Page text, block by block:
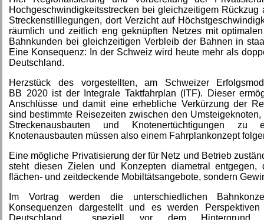
Hochgeschwindigkeitsstrecken bei gleichzeitigem
Streckenstilllegungen, dort Verzicht auf
räumlich und zeitlich eng geknüpften Netzes mit
Bahnkunden bei gleichzeitigen Verbleib der Bahnen in
Eine Konsequenz: In der Schweiz wird heute mehr als
Deutschland.
Herzstück des vorgestellten, am Schweizer
BB 2020 ist der Integrale Taktfahrplan (ITF). Dieser
Anschlüsse und damit eine erhebliche Verkürzung der
sind bestimmte Reisezeiten zwischen den
Streckenausbauten und Knotenertüchtigungen
Knotenausbauten müssen also einem Fahrplankonzept
Eine mögliche Privatisierung der für Netz und Betrieb
steht diesen Zielen und Konzepten diametral
flächen- und zeitdeckende Mobiltätsangebote, sondern
Im Vortrag werden die unterschiedlichen
Konsequenzen dargestellt und es werden